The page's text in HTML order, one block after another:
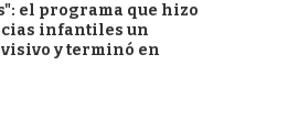
el programa que hizo
infantiles un
y terminó en